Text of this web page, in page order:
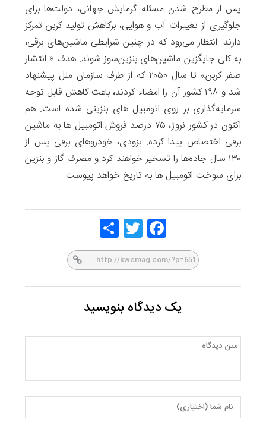
پس از مطرح شدن مسئله گرمایش جهانی، دولت‎‌ها برای
جلوگیری از تغییرات آب و هوایی، برکاهش تولید کربن تمرکز
دارند. انتظار می‌رود که در چنین شرایطی ماشین‌های برقی،
‫به کلی جایگزین ماشین‌های بنزین‌سوز شوند. هدف ‫« انتشار
صفر کربن» تا سال ۲۰۵۰ که از طرف سازمان ملل پیشنهاد
شد و ۱۹۸ کشور آن را امضاء کردند، ‫باعث کاهش قابل توجه
سرمایه‌گذاری بر روی ‫اتومبیل های بنزینی شده است. هم
اکنون در کشور نروژ، ۷۵ درصد فروش اتومبیل ها به ماشین
برقی اختصاص پیدا کرده. بزودی، خودروهای برقی پس از
۱۳۰ سال جاده‌ها را تسخیر خواهند کرد و مصرف گاز و بنزین
برای سوخت اتومبیل ها به تاریخ خواهد پیوست.
Face
Twitt
یک دیدگاه بنویسید